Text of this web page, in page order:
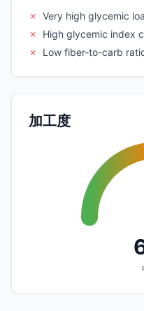
✗ Very high glycemic
✗
High glycemic index
✗
Low fiber-to-carb
加工度